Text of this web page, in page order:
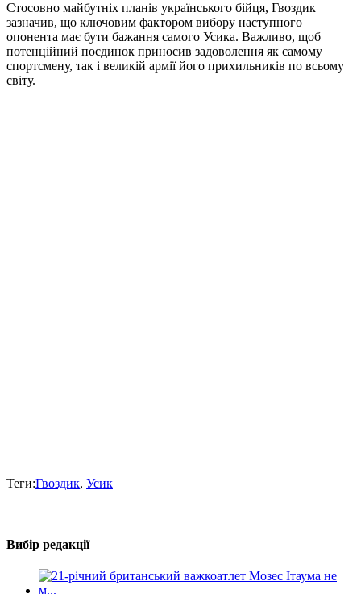
Стосовно майбутніх планів українського бійця, Гвоздик
зазначив, що ключовим фактором вибору наступного
опонента має бути бажання самого Усика. Важливо, щоб
потенційний поєдинок приносив задоволення як самому
спортсмену, так і великій армії його прихильників по всьому
світу.
Теги:Гвоздик, Усик
Вибір редакції